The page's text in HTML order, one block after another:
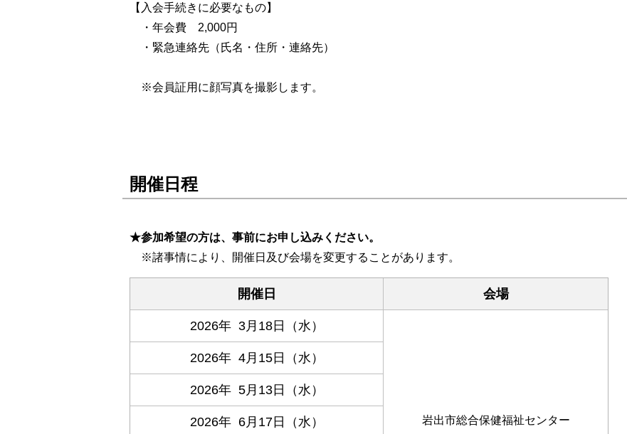
【入会手続きに必要なもの】
・年会費 2,000円
・緊急連絡先（氏名・住所・連絡先）
※会員証用に顔写真を撮影します。
開催日程
★参加希望の方は、事前にお申し込みください。
※諸事情により、開催日及び会場を変更することがあります。
開催日 会場
2026年 3月18日（水）
岩出市総合保健福祉センター
2026年 4月15日（水）
2026年 5月13日（水）
2026年 6月17日（水）